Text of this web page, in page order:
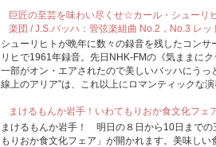
巨匠の至芸を味わい尽くせ☆カール・シューリ
楽団 / J.S.バッハ：管弦楽組曲 No.2，No.3 レ
シューリヒトが晩年に数々の録音を残したコン
リヒで1961年録音。先日NHK-FMの《気ままに
一部がオン・エアされたので美しいバッハにうっ
線上のアリア”は、これ以上にロマンティックな演
まけるもんか岩手！いわてもりおか食文化フェ
まけるもんか岩手！ 明日の８日から10日までの
もりおか食文化フェア」が開かれます。美味し